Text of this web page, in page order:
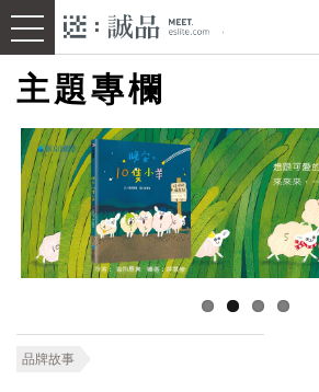
主題專欄
品牌故事